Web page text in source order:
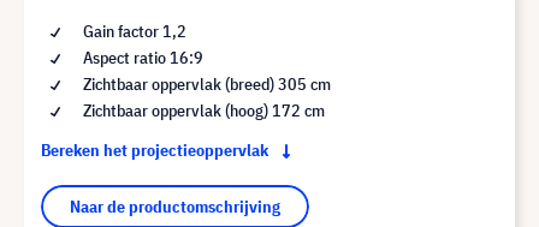
Gain factor 1,2
Aspect ratio 16:9
Zichtbaar oppervlak (breed) 305 cm
Zichtbaar oppervlak (hoog) 172 cm
Bereken het projectieoppervlak
Naar de productomschrijving